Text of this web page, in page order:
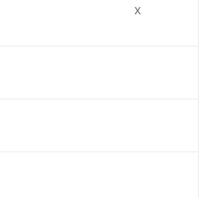
x